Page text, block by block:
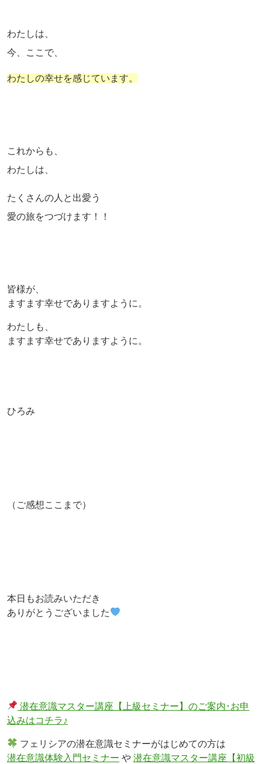
わたしは、
今、ここで、
わたしの幸せを感じています。
これからも、
わたしは、
たくさんの人と出愛う
愛の旅をつづけます！！
皆様が、
ますます幸せでありますように。
わたしも、
ますます幸せでありますように。
ひろみ
（ご感想ここまで）
本日もお読みいただき
ありがとうございました
潜在意識マスター講座【上級セミナー】のご案内･お申
込みはコチラ♪
フェリシアの潜在意識セミナーがはじめての方は
潜在意識体験入門セミナー や 潜在意識マスター講座【初級